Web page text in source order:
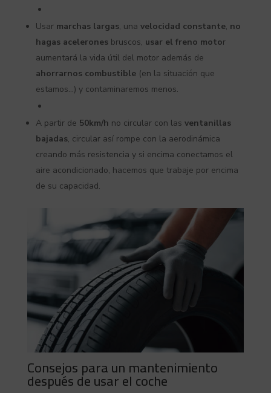
Usar marchas largas, una velocidad constante, no
hagas aceleronesbruscos, usar el freno motor
aumentará la vida útil del motor además de
ahorrarnos combustible(en la situación que
estamos…) y contaminaremos menos.
A partir de 50km/h no circular con las ventanillas
bajadas, circular así rompe con la aerodinámica
creando más resistencia y si encima conectamos el
aire acondicionado, hacemos que trabaje por encima
de su capacidad.
Consejos para un mantenimiento
después de usar el coche